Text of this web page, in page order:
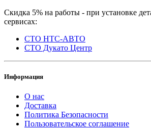
Скидка 5% на работы - при установке
сервисах:
СТО НТС-АВТО
СТО Дукато Центр
Информация
О нас
Доставка
Политика Безопасности
Пользовательское соглашение